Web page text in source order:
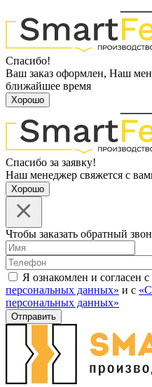
Спасибо!
Ваш заказ оформлен, Наш
ближайшее время
Хорошо
Спасибо за заявку!
Наш менеджер свяжется с
Хорошо
Чтобы заказать обратный
Я ознакомлен и согласен с
персональных данных» и с
персональных данных»
Отправить